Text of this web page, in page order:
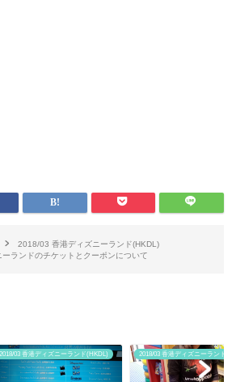
2018/03 香港ディズニーランド(HKDL)
ランドのチケットとクーポンについて
2018/03 香港ディズニーランド(HKDL) 2018/03 香港ディズニーランド